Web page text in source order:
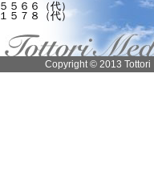
５６６（代）
５７８（代）
Copyright © 2013 Tottori